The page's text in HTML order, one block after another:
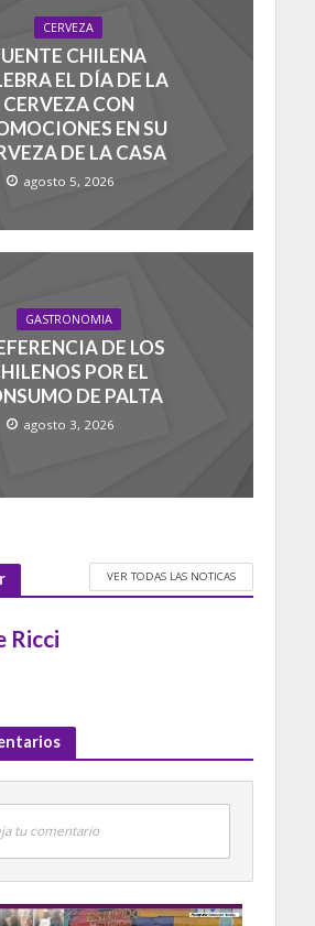
CERVEZA
CHILENA
EL DÍA DE LA
CERVEZA CON
EN SU
DE LA CASA
agosto 5, 2026
GASTRONOMIA
DE LOS
POR EL
DE PALTA
agosto 3, 2026
VER TODAS LAS NOTICAS
Ricci
tu comentario